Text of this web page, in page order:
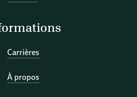
Carrières
À propos